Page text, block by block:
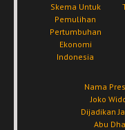
Skema Untuk
Pemulihan
Pertumbuhan
Ekonomi
Indonesia
Nama
Joko
Dijadikan
Abu